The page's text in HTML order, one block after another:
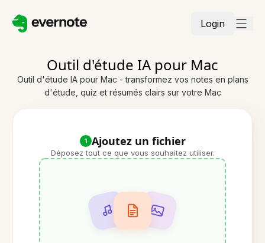
Login
Outil d'étude IA pour Mac
Outil d'étude IA pour Mac - transformez vos notes en plans
d'étude, quiz et résumés clairs sur votre Mac
1 Ajoutez un fichier
Déposez tout ce que vous souhaitez utiliser.